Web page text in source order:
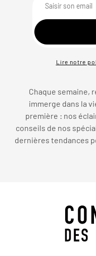
Lire notre
Chaque semaine,
immerge dans la
première : nos
conseils de nos
dernières tendances